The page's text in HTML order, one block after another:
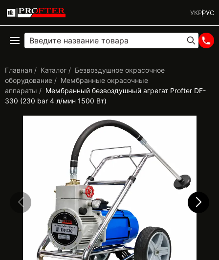
УКРРУС
Главная Каталог
Безвоздушное окрасочное
оборудование
Мембранные окрасочные
аппараты
Мембранный безвоздушный агрегат Profter DF-
330 (230 bar 4 л/мин 1500 Вт)